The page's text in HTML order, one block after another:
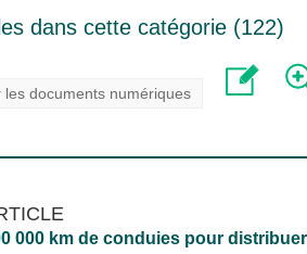
dans cette catégorie (122)
les documents numériques
000 km de conduies pour